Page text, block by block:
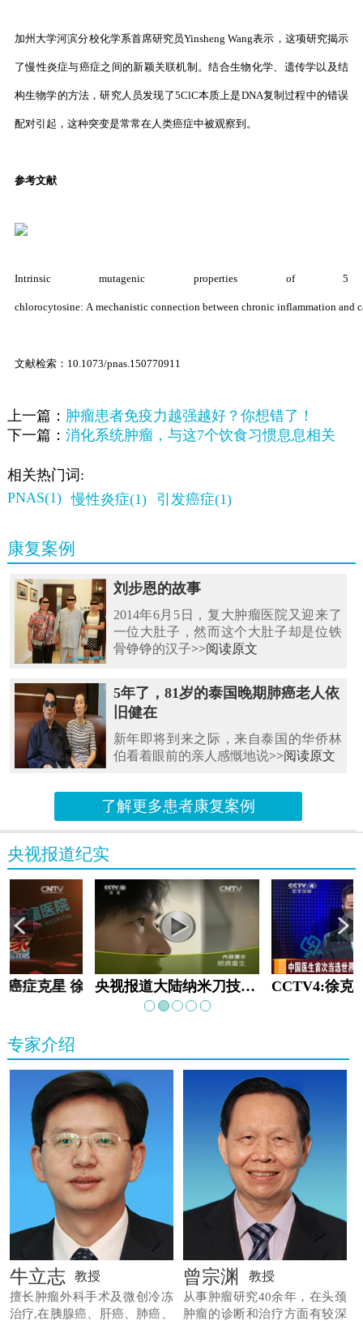
加州大学河滨分校化学系首席研究员Yinsheng Wang表示，这项研究揭示
了慢性炎症与癌症之间的新颖关联机制。结合生物化学、遗传学以及结
构生物学的方法，研究人员发现了5ClC本质上是DNA复制过程中的错误
配对引起，这种突变是常常在人类癌症中被观察到。
参考文献
Intrinsic mutagenic properties of 5
chlorocytosine: A mechanistic connection between chronic inflammation and
文献检索：10.1073/pnas.150770911
上一篇： 肿瘤患者免疫力越强越好？你想错了！
下一篇： 消化系统肿瘤，与这7个饮食习惯息息相关
相关热门词:
PNAS(1) 慢性炎症(1) 引发癌症(1)
康复案例
刘步恩的故事
2014年6月5日，复大肿瘤医院又迎来了
一位大肚子，然而这个大肚子却是位铁
骨铮铮的汉子>>阅读原文
5年了，81岁的泰国晚期肺癌老人依
旧健在
新年即将到来之际，来自泰国的华侨林
伯看着眼前的亲人感慨地说>>阅读原文
了解更多患者康复案例
央视报道纪实
癌症克星 徐克成 央视报道大陆纳米刀技术手术：绝境重生
专家介绍
牛立志 教授
擅长肿瘤外科手术及微创冷冻
治疗,在胰腺癌、肝癌、肺癌、
曾宗渊 教授
从事肿瘤研究40余年，在头颈
肿瘤的诊断和治疗方面有较深